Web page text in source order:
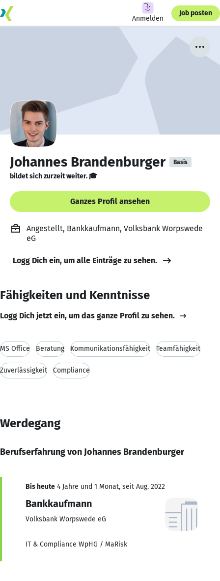
Anmelden
Job posten
Johannes Brandenburger Basis
bildet sich zurzeit weiter. 🎓
Ganzes Profil ansehen
Angestellt, Bankkaufmann, Volksbank Worpswede
eG
Logg Dich ein, um alle Einträge zu sehen.
Fähigkeiten und Kenntnisse
Logg Dich jetzt ein, um das ganze Profil zu sehen.
MS Office Beratung Kommunikationsfähigkeit Teamfähigkeit
Zuverlässigkeit Compliance
Werdegang
Berufserfahrung von Johannes Brandenburger
Bis heute 4 Jahre und 1 Monat, seit Aug. 2022
Bankkaufmann
Volksbank Worpswede eG
IT & Compliance WpHG / MaRisk